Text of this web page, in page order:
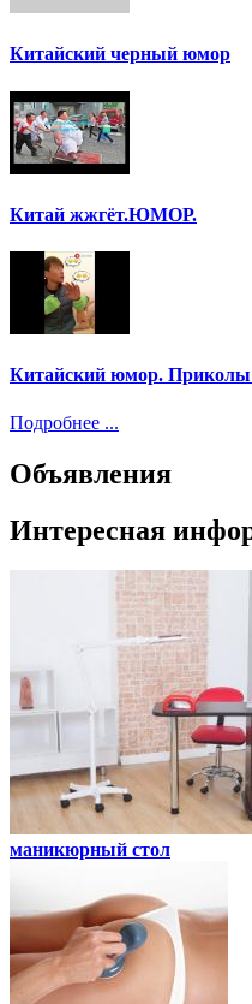
Китайский черный юмор
Китай жжгёт.ЮМОР.
Китайский юмор. Приколы
Подробнее ...
Объявления
Интересная
маникюрный стол